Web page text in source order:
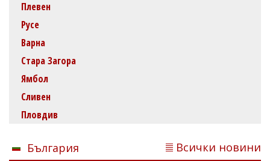
Плевен
Русе
Варна
Стара Загора
Ямбол
Сливен
Пловдив
България Всички новини